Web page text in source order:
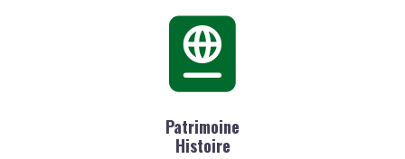
Patrimoine
Histoire